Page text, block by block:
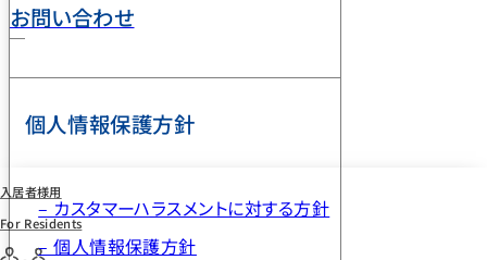
入居者様用
For Residents
お問い合わせ
個人情報保護方針
– カスタマーハラスメントに対する方針
– 個人情報保護方針